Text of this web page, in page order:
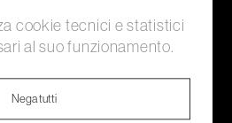
cookie tecnici e statistici
al suo funzionamento.
Nega tutti